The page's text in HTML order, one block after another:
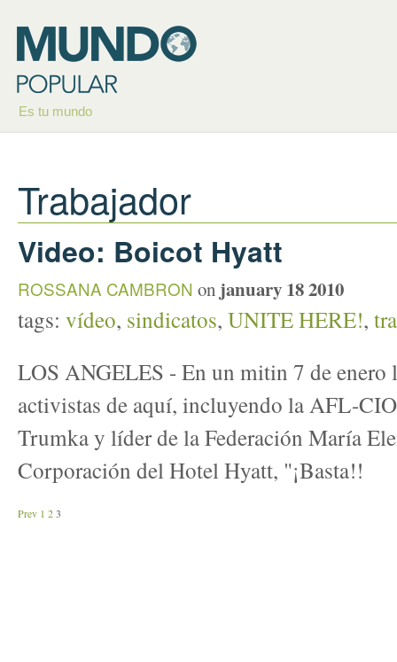
Es tu mundo
Trabajador
Video: Boicot Hyatt
ROSSANA CAMBRON on january 18 2010
tags: vídeo, sindicatos, UNITE HERE!,
LOS ANGELES - En un mitin 7 de enero
activistas de aquí, incluyendo la AFL-
Trumka y líder de la Federación María
Corporación del Hotel Hyatt, "¡Basta!!
Prev 1 23